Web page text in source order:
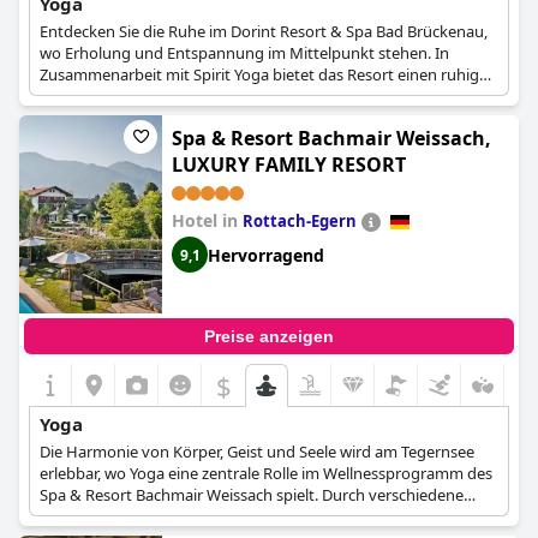
Entdecken Sie die Ruhe im Dorint Resort & Spa Bad Brückenau,
wo Erholung und Entspannung im Mittelpunkt stehen. In
Zusammenarbeit mit Spirit Yoga bietet das Resort einen ruhigen
Zufluchtsort mit Schönheits- und Spa-Behandlungen,
energetisierendem Yoga am Morgen, Golfspielen und
spannenden Ausflügen. Dorints Engagement, unvergessliche
Aufenthalte zu schaffen, sei es für Abenteuer, Entspannung,
Familienzeit oder aktive Ausflüge, sorgt für eine reizvolle
Erfahrung für alle Gäste.
Dorints Yoga-Philosophie, inspiriert von Mahatma Gandhis Zitat,
integriert Yoga in die Unternehmenskultur, um Achtsamkeit und
Präsenz zu kultivieren. Mit mehreren bezaubernden Yoga-
Destinationen, einschließlich des Flaggschiffs Dorint Resort &
Spa Bad Brückenau, zielt die Zusammenarbeit der Marke mit
Spirit Yoga darauf ab, Menschen wieder mit der Essenz des Yoga
zu verbinden - der Einheit von Körper, Geist und Seele.
Spa & Resort Bachmair Weissach,
LUXURY FAMILY RESORT
Hotel in Rottach-Egern
9,1 Hervorragend
Preise anzeigen
$
Yoga
Die Harmonie von Körper, Geist und Seele wird am Tegernsee
erlebbar, wo Yoga eine zentrale Rolle im Wellnessprogramm des
Spa & Resort Bachmair Weissach spielt. Durch verschiedene
Asanas (Yogastellungen) und Atemübungen verbessert Yoga die